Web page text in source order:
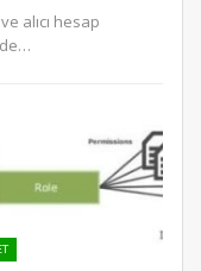
alıcı hesap